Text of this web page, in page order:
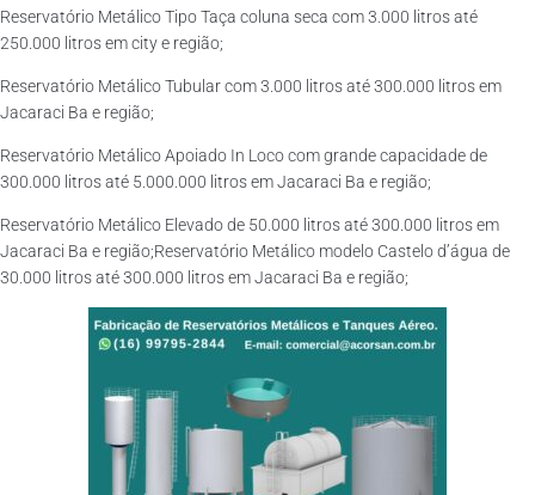
Reservatório Metálico Tipo Taça coluna seca com 3.000 litros até
250.000 litros em city e região;
Reservatório Metálico Tubular com 3.000 litros até 300.000 litros em
Jacaraci Ba e região;
Reservatório Metálico Apoiado In Loco com grande capacidade de
300.000 litros até 5.000.000 litros em Jacaraci Ba e região;
Reservatório Metálico Elevado de 50.000 litros até 300.000 litros em
Jacaraci Ba e região;Reservatório Metálico modelo Castelo d’água de
30.000 litros até 300.000 litros em Jacaraci Ba e região;